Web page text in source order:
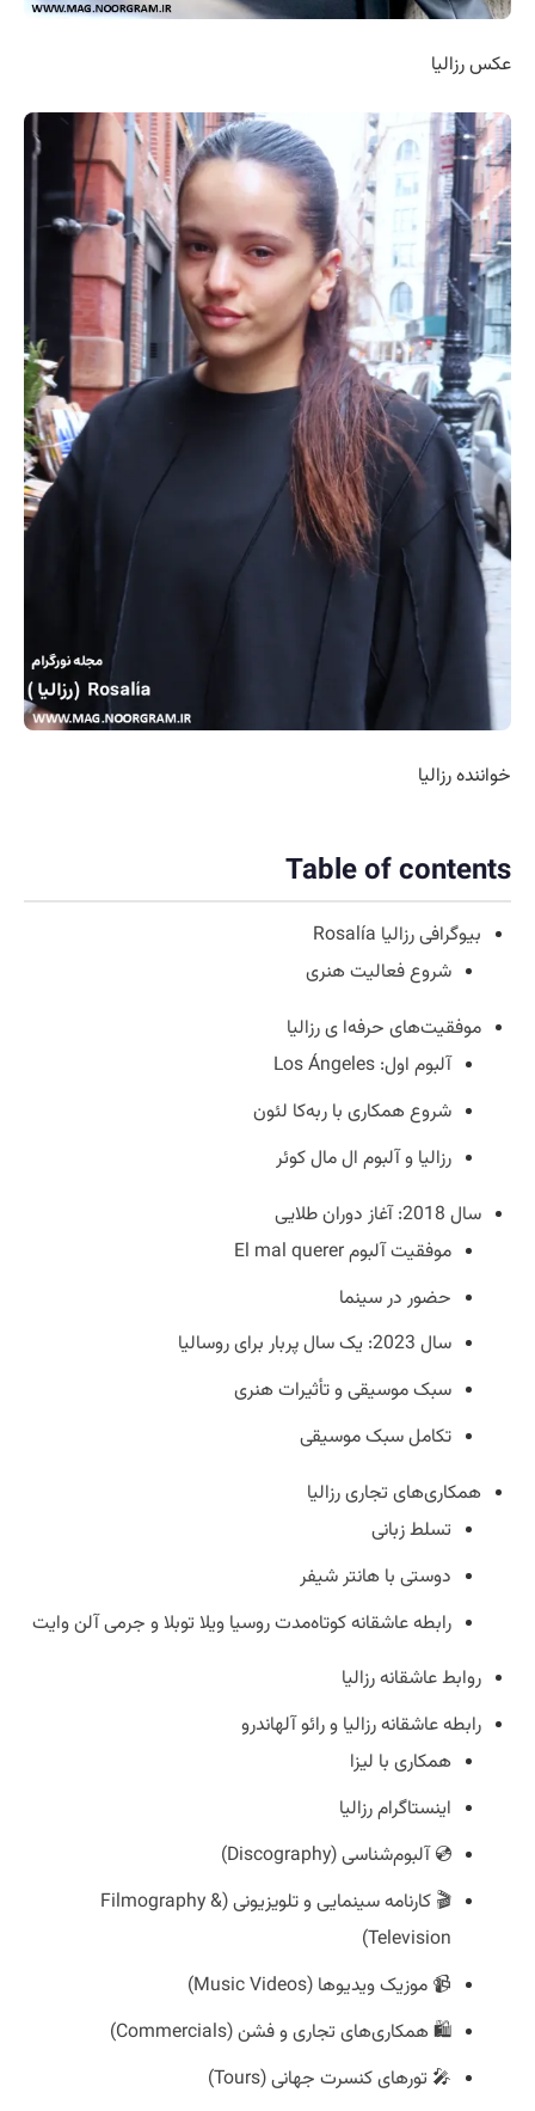
عکس رزالیا
خواننده رزالیا
Table of contents
بیوگرافی رزالیا Rosalía
شروع فعالیت هنری
موفقیت‌های حرفه‌ا ی رزالیا
آلبوم اول: Los Ángeles
شروع همکاری با ربه‌کا لئون
رزالیا و آلبوم ال مال کوئر
سال 2018: آغاز دوران طلایی
موفقیت آلبوم El mal querer
حضور در سینما
سال 2023: یک سال پربار برای روسالیا
سبک موسیقی و تأثیرات هنری
تکامل سبک موسیقی
همکاری‌های تجاری رزالیا
تسلط زبانی
دوستی با هانتر شیفر
رابطه عاشقانه کوتاه‌مدت روسیا ویلا توبلا و جرمی آلن وایت
روابط عاشقانه رزالیا
رابطه عاشقانه رزالیا و رائو آلهاندرو
همکاری با لیزا
اینستاگرام رزالیا
💿 آلبوم‌شناسی (Discography)
🎬 کارنامه سینمایی و تلویزیونی (Filmography &
Television)
📹 موزیک ویدیوها (Music Videos)
🛍️ همکاری‌های تجاری و فشن (Commercials)
🎤 تورهای کنسرت جهانی (Tours)